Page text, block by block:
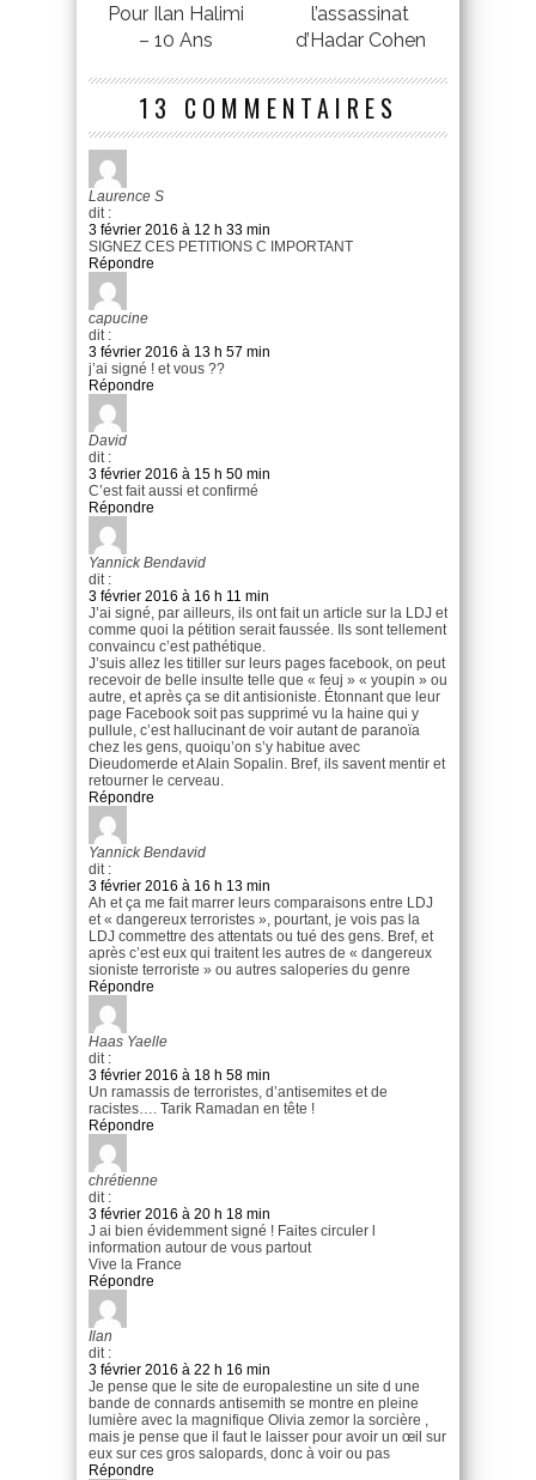
Pour Ilan Halimi
– 10 Ans
l’assassinat
d’Hadar Cohen
13 COMMENTAIRES
Laurence S
dit :
3 février 2016 à 12 h 33 min
SIGNEZ CES PETITIONS C IMPORTANT
Répondre
capucine
dit :
3 février 2016 à 13 h 57 min
j’ai signé ! et vous ??
Répondre
David
dit :
3 février 2016 à 15 h 50 min
C’est fait aussi et confirmé
Répondre
Yannick Bendavid
dit :
3 février 2016 à 16 h 11 min
J’ai signé, par ailleurs, ils ont fait un article sur la LDJ et
comme quoi la pétition serait faussée. Ils sont tellement
convaincu c’est pathétique.
J’suis allez les titiller sur leurs pages facebook, on peut
recevoir de belle insulte telle que « feuj » « youpin » ou
autre, et après ça se dit antisioniste. Étonnant que leur
page Facebook soit pas supprimé vu la haine qui y
pullule, c’est hallucinant de voir autant de paranoïa
chez les gens, quoiqu’on s’y habitue avec
Dieudomerde et Alain Sopalin. Bref, ils savent mentir et
retourner le cerveau.
Répondre
Yannick Bendavid
dit :
3 février 2016 à 16 h 13 min
Ah et ça me fait marrer leurs comparaisons entre LDJ
et « dangereux terroristes », pourtant, je vois pas la
LDJ commettre des attentats ou tué des gens. Bref, et
après c’est eux qui traitent les autres de « dangereux
sioniste terroriste » ou autres saloperies du genre
Répondre
Haas Yaelle
dit :
3 février 2016 à 18 h 58 min
Un ramassis de terroristes, d’antisemites et de
racistes…. Tarik Ramadan en tête !
Répondre
chrétienne
dit :
3 février 2016 à 20 h 18 min
J ai bien évidemment signé ! Faites circuler l
information autour de vous partout
Vive la France
Répondre
Ilan
dit :
3 février 2016 à 22 h 16 min
Je pense que le site de europalestine un site d une
bande de connards antisemith se montre en pleine
lumière avec la magnifique Olivia zemor la sorcière ,
mais je pense que il faut le laisser pour avoir un œil sur
eux sur ces gros salopards, donc à voir ou pas
Répondre